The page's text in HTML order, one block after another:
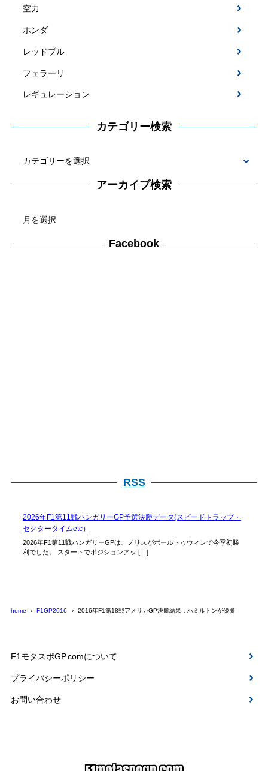
空力
ホンダ
レッドブル
フェラーリ
レギュレーション
カテゴリー検索
検
アーカイブ検索
カ
Facebook
RSS
2026年F1第11戦ハンガリーGP予選決勝データ(スピードトラップ・
セクタータイムetc）
2026年F1第11戦ハンガリーGPは、ノリスがポールトゥウィンで今季初勝
利でした。 スタートでポジションアッ […]
home F1GP2016 2016年F1第18戦アメリカGP決勝結果：ハミルトンが優勝
F1モタスポGP.comについて
プライバシーポリシー
お問い合わせ